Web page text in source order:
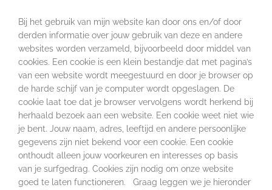
Bij het gebruik van mijn website kan door ons en/of door
derden informatie over jouw gebruik van deze en andere
websites worden verzameld, bijvoorbeeld door middel van
cookies. Een cookie is een klein bestandje dat met pagina’s
van een website wordt meegestuurd en door je browser op
de harde schijf van je computer wordt opgeslagen. De
cookie laat toe dat je browser vervolgens wordt herkend bij
herhaald bezoek aan een website. Een cookie weet niet wie
je bent. Jouw naam, adres, leeftijd en andere persoonlijke
gegevens zijn niet bekend voor een cookie. Een cookie
onthoudt alleen jouw voorkeuren en interesses op basis
van je surfgedrag. Cookies zijn nodig om onze website
goed te laten functioneren. Graag leggen we je hieronder